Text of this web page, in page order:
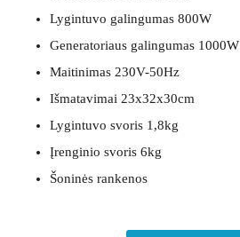
Lygintuvo galingumas 800W
Generatoriaus galingumas 1000W
Maitinimas 230V-50Hz
Išmatavimai 23x32x30cm
Lygintuvo svoris 1,8kg
Įrenginio svoris 6kg
Šoninės rankenos